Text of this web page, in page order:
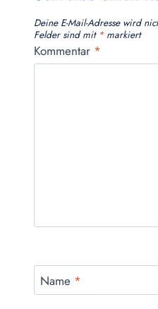
Deine E-Mail-Adresse wird
Felder sind mit *markiert
Kommentar *
Name *